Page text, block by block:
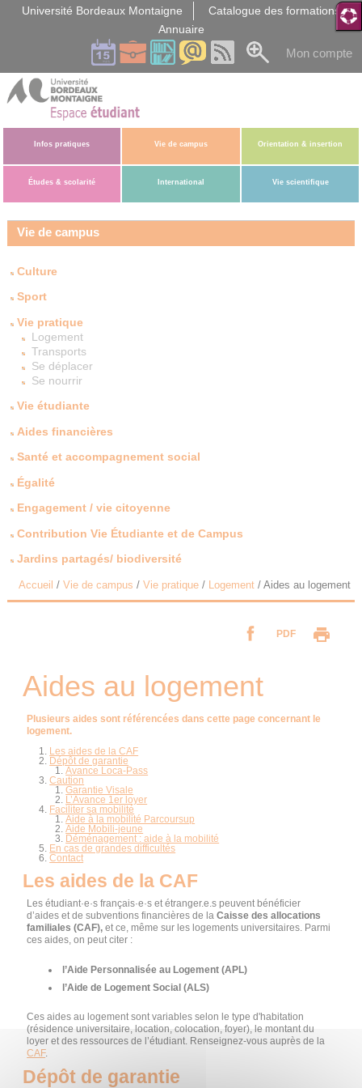
Université Bordeaux Montaigne
Catalogue des formations
Annuaire
Mon compte
Infos pratiques Vie de campus Orientation & insertion
Études & scolarité International Vie scientifique
Vie de campus
Culture
Sport
Vie pratique
Logement
Transports
Se déplacer
Se nourrir
Vie étudiante
Aides financières
Santé et accompagnement social
Égalité
Engagement / vie citoyenne
Contribution Vie Étudiante et de Campus
Jardins partagés/ biodiversité
Accueil / Vie de campus / Vie pratique/ Logement/ Aides au logement
PDF
Aides au logement
Plusieurs aides sont référencées dans cette page concernant le
logement.
Les aides de la CAF
Dépôt de garantie
Avance Loca-Pass
Caution
Garantie Visale
L’Avance 1er loyer
Faciliter sa mobilité
Aide à la mobilité Parcoursup
Aide Mobili-jeune
Déménagement : aide à la mobilité
En cas de grandes difficultés
Contact
Les aides de la CAF
Les étudiant·e·s français·e·s et étranger.e.s peuvent bénéficier
d’aides et de subventions financières de laCaisse des allocations
familiales (CAF), et ce, même sur les logements universitaires. Parmi
ces aides, on peut citer :
l’Aide Personnalisée au Logement (APL)
l’Aide de Logement Social (ALS)
Ces aides au logement sont variables selon le type d'habitation
(résidence universitaire, location, colocation, foyer), le montant du
loyer et des ressources de l’étudiant. Renseignez-vous auprès de la
CAF.
Dépôt de garantie
Gestion des cookies